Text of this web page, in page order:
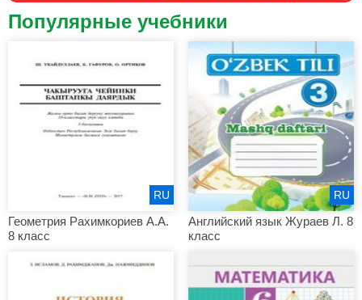
Популярные учебники
Геометрия Рахимкориев А.А.
8 класс
RU
Английский язык Жураев Л. 8
класс
RU